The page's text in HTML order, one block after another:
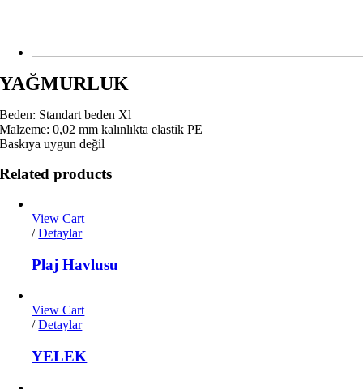
YAĞMURLUK
Beden: Standart beden Xl
Malzeme: 0,02 mm kalınlıkta elastik PE
Baskıya uygun değil
Related products
View Cart
/ Detaylar
Plaj Havlusu
View Cart
/ Detaylar
YELEK